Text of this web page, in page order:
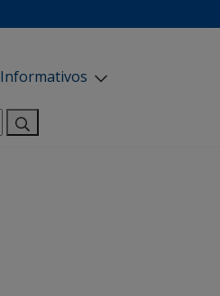
Informativos